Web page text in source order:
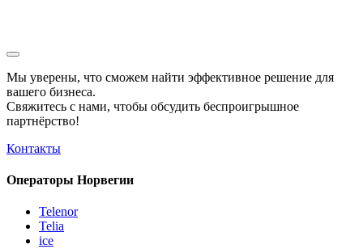
Мы уверены, что сможем найти эффективное решение для
вашего бизнеса.
Свяжитесь с нами, чтобы обсудить беспроигрышное
партнёрство!
Контакты
Операторы Норвегии
Telenor
Telia
ice